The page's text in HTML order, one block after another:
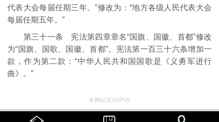
代表大会每届任期三年。”修改为：“地方各级人民代表大会
每届任期五年。”
第三十一条 宪法第四章章名“国旗、国徽、首都”修改
为“国旗、国歌、国徽、首都”。宪法第一百三十六条增加一
款，作为第二款：“中华人民共和国国歌是《义勇军进行
曲》。”
本网站支持IPV6